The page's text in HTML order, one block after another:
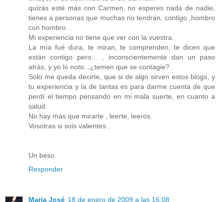
quizás esté más con Carmen, no esperes nada de nadie,
tienes a personas que muchas no tendrán, contigo ,hombro
con hombro .
Mi experiencia no tiene que ver con la vuestra.
La mía fué dura, te miran, te comprenden, te dicen que
están contigo pero... , inconscientemente dan un paso
atrás, y yo lo noto...¿temen que se contagie?
Sólo me queda decirte, que si de algo sirven estos blogs, y
tu experiencia y la de tantas es para darme cuenta de que
perdí el tiempo pensando en mi mala suerte, en cuanto a
salud.
No hay más que mirarte , leerte, leeros.
Vosotras si sois valientes .
Un beso.
Responder
Maria José 18 de enero de 2009 a las 16:08